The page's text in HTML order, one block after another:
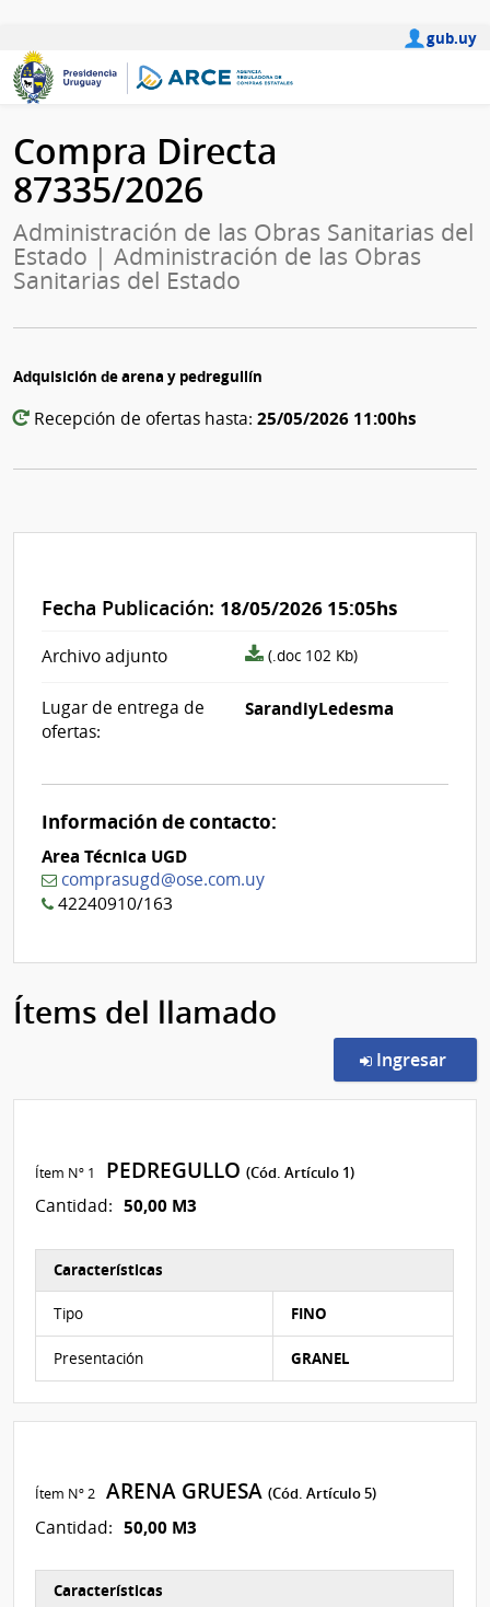
gub.uy
Compra Directa
87335/2026
Administración de las Obras Sanitarias del
Estado | Administración de las Obras
Sanitarias del Estado
Adquisición de arena y pedregullín
Recepción de ofertas hasta: 25/05/2026 11:00hs
Fecha Publicación: 18/05/2026 15:05hs
Archivo adjunto
archivo
(.doc 102 Kb)
Lugar de entrega de
ofertas:
SarandiyLedesma
Información de contacto:
Area Técnica UGD
comprasugd@ose.com.uy
42240910/163
Ítems del llamado
Ingresar
Ítem Nº 1 PEDREGULLO(Cód. Artículo 1)
Cantidad: 50,00 M3
Características
Tipo FINO
Presentación GRANEL
Ítem Nº 2 ARENA GRUESA(Cód. Artículo 5)
Cantidad: 50,00 M3
Características